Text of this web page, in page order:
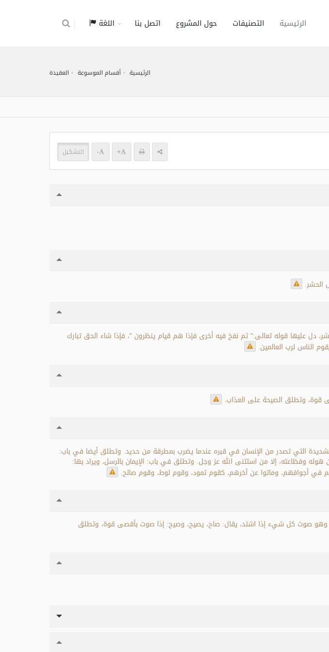
الرئيسية التصنيفات حول المشروع اتصل بنا اللغة
الرئيسية أقسام الموسوعة العقيدة
+
- التشكيل
الحشر.
دل عليها قوله تعالى:" ثم نفخ فيه أخرى فإذا هم قيام ينظرون "، فإذا شاء الحق تبارك
الناس لرب العالمين.
وتطلق الصيحة على العذاب.
التي تصدر من الإنسان في قبره عندما يضرب بمطرقة من حديد. وتطلق أيضا في باب:
وفظاعته، إلا من استثنى الله عز وجل. وتطلق في باب: الإيمان بالرسل، ويراد بها:
في أجوافهم، وماتوا عن آخرهم، كقوم ثمود، وقوم لوط، وقوم صالح.
وهو صوت كل شيء إذا اشتد، يقال: صاح، يصيح، وصيح: إذا صوت بأقصى قوة، وتطلق